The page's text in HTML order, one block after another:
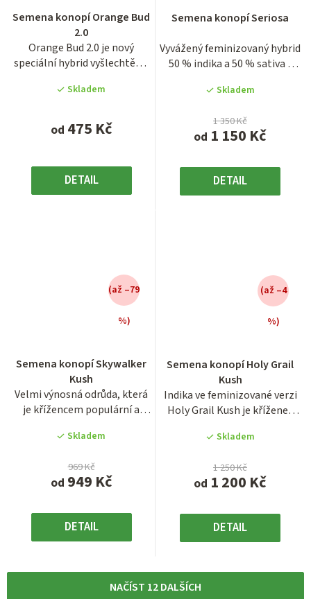
Semena konopí Orange Bud
2.0
Orange Bud 2.0 je nový
speciální hybrid vyšlechtěn z
Skladem
od 475 Kč
DETAIL
Semena konopí Seriosa
Vyvážený feminizovaný hybrid
50 % indika a 50 % sativa s
Skladem
od 1 150 Kč
1 350 Kč
DETAIL
produktu
3,0
z
hvězdiček.
Semena konopí Skywalker
Kush
Velmi výnosná odrůda, která
je křížencem populární a
Skladem
od 949 Kč
969 Kč
(až –79
%)
DETAIL
Semena konopí Holy Grail
Kush
Indika ve feminizované verzi
Holy Grail Kush je kříženec
Skladem
od 1 200 Kč
1 250 Kč
(až –4
%)
DETAIL
produktu
je
5,0
z
hvězdiček.
NAČÍST 12 DALŠÍCH